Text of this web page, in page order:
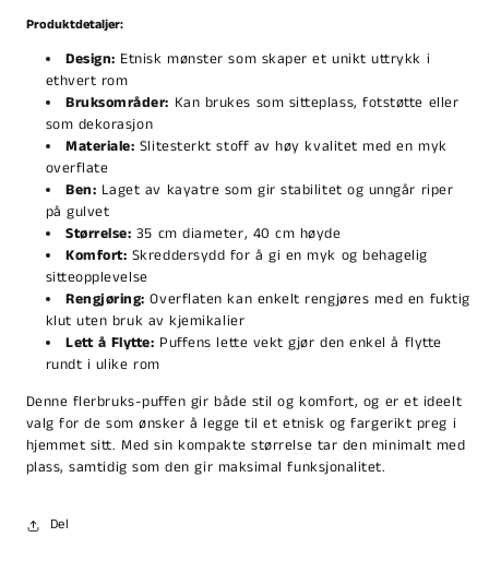
Produktdetaljer:
Design: Etnisk mønster som skaper et unikt uttrykk i
ethvert rom
Bruksområder: Kan brukes som sitteplass, fotstøtte eller
som dekorasjon
Materiale: Slitesterkt stoff av høy kvalitet med en myk
overflate
Ben: Laget av kayatre som gir stabilitet og unngår riper
på gulvet
Størrelse: 35 cm diameter, 40 cm høyde
Komfort: Skreddersydd for å gi en myk og behagelig
sitteopplevelse
Rengjøring: Overflaten kan enkelt rengjøres med en fuktig
klut uten bruk av kjemikalier
Lett å Flytte: Puffens lette vekt gjør den enkel å flytte
rundt i ulike rom
Denne flerbruks-puffen gir både stil og komfort, og er et ideelt
valg for de som ønsker å legge til et etnisk og fargerikt preg i
hjemmet sitt. Med sin kompakte størrelse tar den minimalt med
plass, samtidig som den gir maksimal funksjonalitet.
Del